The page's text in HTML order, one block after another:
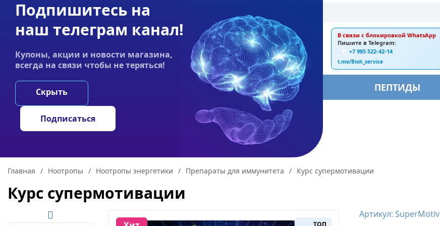
Акции Оплата Статьи
График работы:
Пн-пт 9:00–19:00
E-mail:
ankebiorus@gmail.com
В связи с блокировкой WhatsApp
Пишите в Telegram:
+7 985 522-42-14
t.me/Bioh_service
НООТРОПЫ ГРИБЫ ПЕПТИДЫ
Главная / Ноотропы / Ноотропы энергетики / Препараты для иммунитета / Курс супермотивации
Курс супермотивации
ТОП
Артикул: SuperMotiv
Подпишитесь на
наш телеграм канал!
Купоны, акции и новости магазина,
всегда на связи чтобы не теряться!
Скрыть
Подписаться